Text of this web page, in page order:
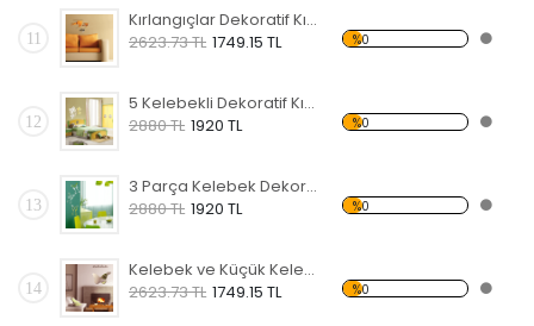
11
Kırlangıçlar Dekoratif Kırılmaz Ayna
2623.73 TL 1749.15 TL %0
12
5 Kelebekli Dekoratif Kırılmaz Ayna
2880 TL 1920 TL %0
13
3 Parça Kelebek Dekoratif Kırılmaz Ayna
2880 TL 1920 TL %0
14
Kelebek ve Küçük Kelebekler Dekoratif Kırılmaz Ayna
2623.73 TL 1749.15 TL %0